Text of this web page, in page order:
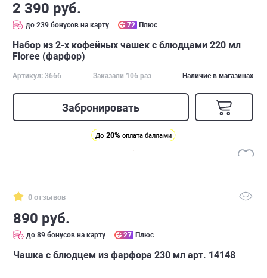
2 390 руб.
до 239 бонусов на карту 72 Плюс
Набор из 2-х кофейных чашек с блюдцами 220 мл
Floree (фарфор)
Артикул: 3666 Заказали 106 раз Наличие в магазинах
Забронировать
До 20% оплата баллами
0 отзывов
890 руб.
до 89 бонусов на карту 27 Плюс
Чашка с блюдцем из фарфора 230 мл арт. 14148